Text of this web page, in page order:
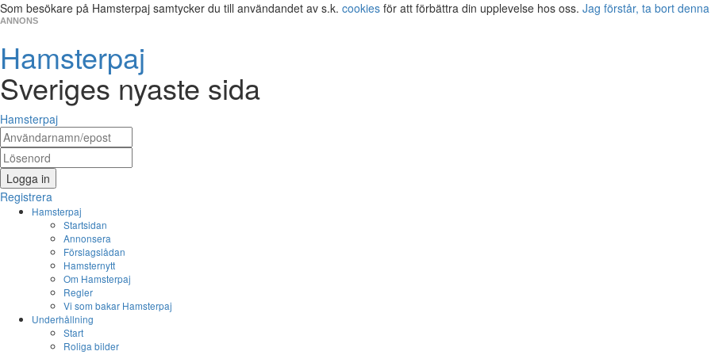
Som besökare på Hamsterpaj samtycker du till användandet av s.k. cookies för att förbättra din upplevelse hos oss. Jag förstår, ta bort
ANNONS
Hamsterpaj
Sveriges nyaste sida
Hamsterpaj
Logga in
Registrera
Hamsterpaj
Startsidan
Annonsera
Förslagslådan
Hamsternytt
Om Hamsterpaj
Regler
Vi som bakar Hamsterpaj
Underhållning
Start
Roliga bilder